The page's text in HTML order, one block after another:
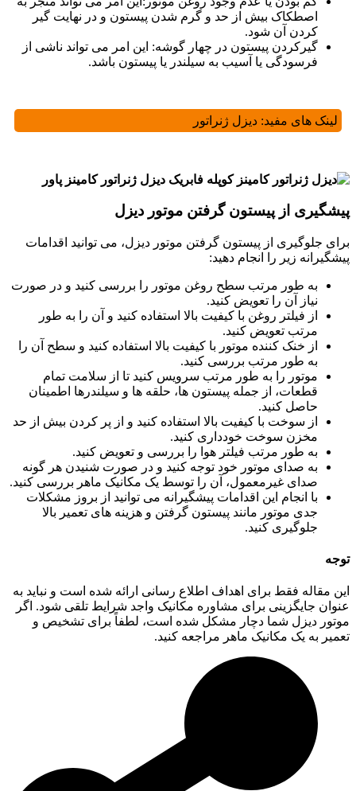
اصطکاک بیش از حد و گرم شدن پیستون و در نهایت گیر
کردن آن شود.
گیرکردن پیستون در چهار گوشه: این امر می تواند ناشی از
فرسودگی یا آسیب به سیلندر یا پیستون باشد.
لینک های مفید: دیزل ژنراتور
پیشگیری از پیستون گرفتن موتور دیزل
برای جلوگیری از پیستون گرفتن موتور دیزل، می توانید اقدامات
پیشگیرانه زیر را انجام دهید:
به طور مرتب سطح روغن موتور را بررسی کنید و در صورت
نیاز آن را تعویض کنید.
از فیلتر روغن با کیفیت بالا استفاده کنید و آن را به طور
مرتب تعویض کنید.
از خنک کننده موتور با کیفیت بالا استفاده کنید و سطح آن را
به طور مرتب بررسی کنید.
موتور را به طور مرتب سرویس کنید تا از سلامت تمام
قطعات، از جمله پیستون ها، حلقه ها و سیلندرها اطمینان
حاصل کنید.
از سوخت با کیفیت بالا استفاده کنید و از پر کردن بیش از حد
مخزن سوخت خودداری کنید.
به طور مرتب فیلتر هوا را بررسی و تعویض کنید.
به صدای موتور خود توجه کنید و در صورت شنیدن هر گونه
صدای غیرمعمول، آن را توسط یک مکانیک ماهر بررسی کنید.
با انجام این اقدامات پیشگیرانه می توانید از بروز مشکلات
جدی موتور مانند پیستون گرفتن و هزینه های تعمیر بالا
جلوگیری کنید.
توجه
این مقاله فقط برای اهداف اطلاع رسانی ارائه شده است و نباید به
عنوان جایگزینی برای مشاوره مکانیک واجد شرایط تلقی شود. اگر
موتور دیزل شما دچار مشکل شده است، لطفاً برای تشخیص و
تعمیر به یک مکانیک ماهر مراجعه کنید.